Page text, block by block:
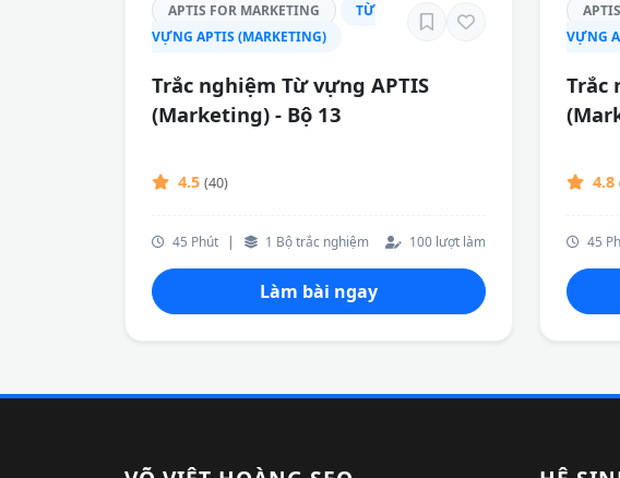
APTIS FOR MARKETING
TỪ
VỰNG APTIS (MARKETING)
Trắc nghiệm Từ vựng APTIS
(Marketing) - Bộ 13
4.5 (40)
45 Phút | 1 Bộ trắc nghiệm 100 lượt làm
Làm bài ngay
VỰNG
Trắc
4.8
45